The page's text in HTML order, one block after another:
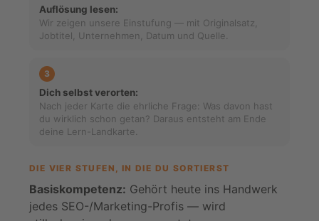
Information Synthesis:KI-Suche ist ein
Informations Synthese System. Die KI-Suche